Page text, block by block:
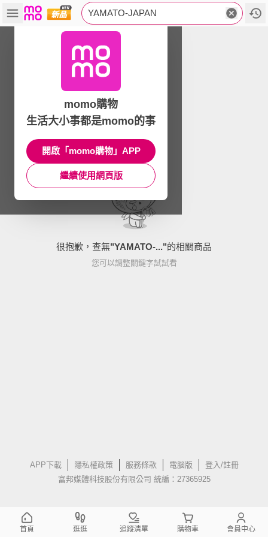
YAMATO-JAPAN
很抱歉，查無"YAMATO-..."的相關商品
您可以調整關鍵字試試看
APP下載 隱私權政策 服務條款 電腦版
登入/註冊
富邦媒體科技股份有限公司 統編：27365925
momo購物
生活大小事都是momo的事
開啟「momo購物」APP
繼續使用網頁版
首頁 逛逛 追蹤清單 購物車 會員中心